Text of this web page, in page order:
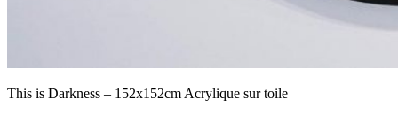
This is Darkness – 152x152cm Acrylique sur toile